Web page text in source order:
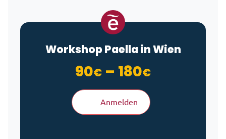
Workshop Paella in Wien
90€ – 180€
Anmelden